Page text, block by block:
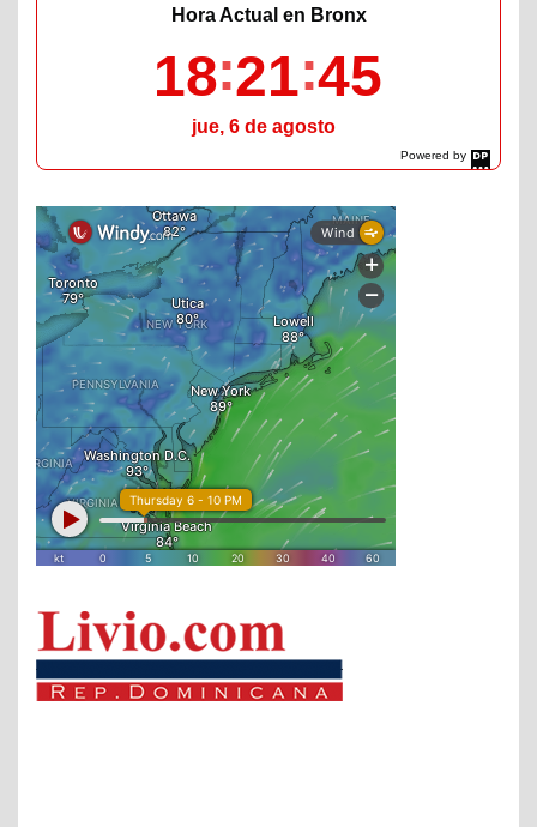
Powered by
DaysPedia.com
Hora Actual en Bronx
18 21 46
jue, 6 de agosto